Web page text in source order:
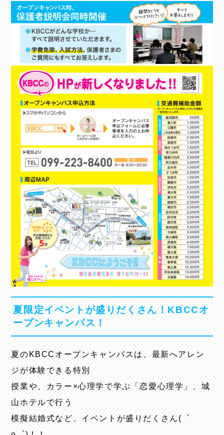
夏限定イベントが盛りだくさん！KBCCオ
ープンキャンパス！
夏のKBCCオープンキャンパスは、最新へアレン
ジが体験できる特別
授業や、カラー×心理学で学ぶ「恋愛心理学」、城
山ホテルで行う
模擬結婚式など、イベントが盛りだくさん(゜